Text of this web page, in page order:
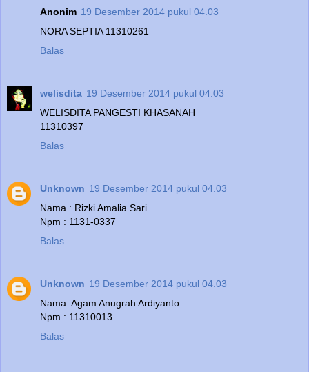
Anonim 19 Desember 2014 pukul 04.03
NORA SEPTIA 11310261
Balas
welisdita 19 Desember 2014 pukul 04.03
WELISDITA PANGESTI KHASANAH
11310397
Balas
Unknown 19 Desember 2014 pukul 04.03
Nama : Rizki Amalia Sari
Npm : 1131-0337
Balas
Unknown 19 Desember 2014 pukul 04.03
Nama: Agam Anugrah Ardiyanto
Npm : 11310013
Balas